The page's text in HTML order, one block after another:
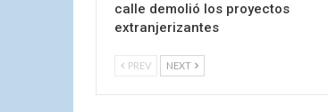
calle demolió los proyectos
extranjerizantes
PREV NEXT